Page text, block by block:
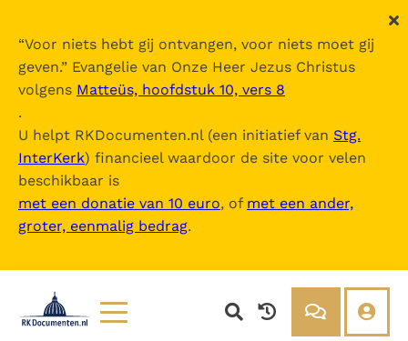
“Voor niets hebt gij ontvangen, voor niets moet gij
geven.” Evangelie van Onze Heer Jezus Christus
volgens Matteüs, hoofdstuk 10, vers 8
.
U helpt RKDocumenten.nl (een initiatief van Stg.
InterKerk) financieel waardoor de site voor velen
beschikbaar is
met een donatie van 10 euro, of met een ander,
groter, eenmalig bedrag.
Catechismus van de Katholieke Kerk
Inhoudsopgave
uitklappen
- Intro
1065)
- EERSTE SECTIE - "Ik geloof" -
"Wij geloven" (26-184)
- TWEEDE SECTIE De belijdenis